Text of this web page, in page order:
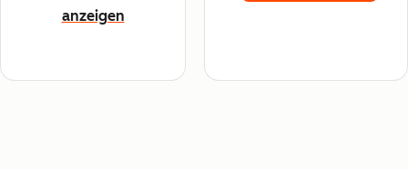
anzeigen